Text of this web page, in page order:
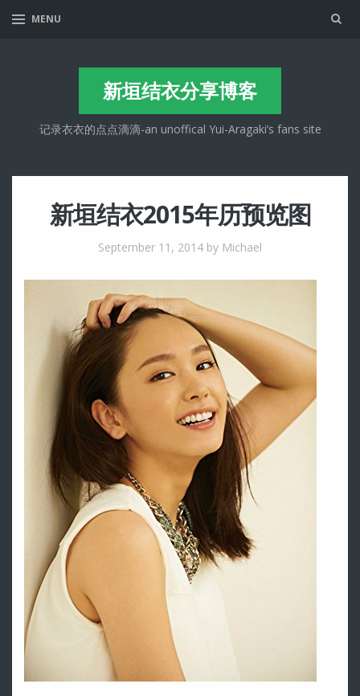
MENU
新垣结衣分享博客
记录衣衣的点点滴滴-an unoffical Yui-Aragaki’s fans site
新垣结衣2015年历预览图
September 11, 2014 by Michael